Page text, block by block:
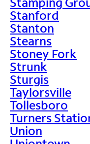
Stanford
Stanton
Stearns
Stoney Fork
Strunk
Sturgis
Taylorsville
Tollesboro
Turners
Union